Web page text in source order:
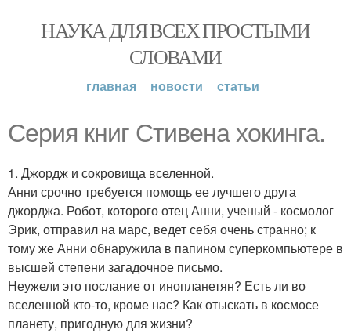
НАУКА ДЛЯ ВСЕХ ПРОСТЫМИ
СЛОВАМИ
главная новости статьи
Серия книг Стивена хокинга.
1. Джордж и сокровища вселенной.
Анни срочно требуется помощь ее лучшего друга
джорджа. Робот, которого отец Анни, ученый - космолог
Эрик, отправил на марс, ведет себя очень странно; к
тому же Анни обнаружила в папином суперкомпьютере в
высшей степени загадочное письмо.
Неужели это послание от инопланетян? Есть ли во
вселенной кто-то, кроме нас? Как отыскать в космосе
планету, пригодную для жизни?